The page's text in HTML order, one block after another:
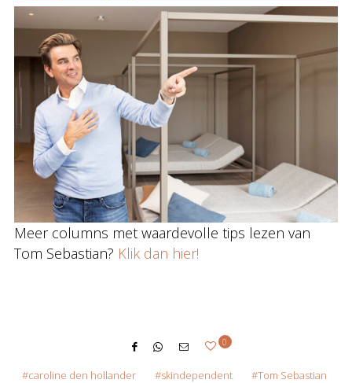
Meer columns met waardevolle tips lezen van
Tom Sebastian? Klik dan hier!
0
caroline den hollander skindependent Tom Sebastian